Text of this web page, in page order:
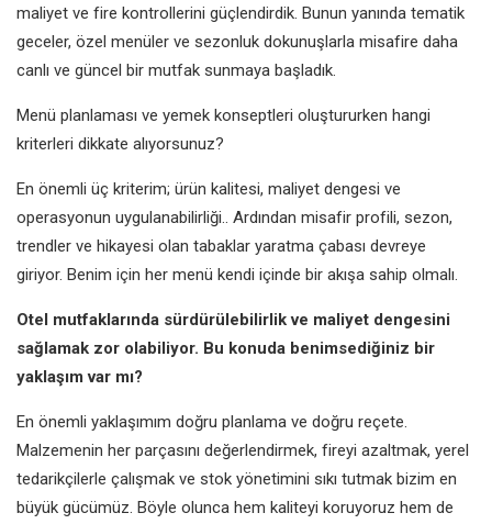
maliyet ve fire kontrollerini güçlendirdik. Bunun yanında tematik
geceler, özel menüler ve sezonluk dokunuşlarla misafire daha
canlı ve güncel bir mutfak sunmaya başladık.
Menü planlaması ve yemek konseptleri oluştururken hangi
kriterleri dikkate alıyorsunuz?
En önemli üç kriterim; ürün kalitesi, maliyet dengesi ve
operasyonun uygulanabilirliği.. Ardından misafir profili, sezon,
trendler ve hikayesi olan tabaklar yaratma çabası devreye
giriyor. Benim için her menü kendi içinde bir akışa sahip olmalı.
Otel mutfaklarında sürdürülebilirlik ve maliyet dengesini
sağlamak zor olabiliyor. Bu konuda benimsediğiniz bir
yaklaşım var mı?
En önemli yaklaşımım doğru planlama ve doğru reçete.
Malzemenin her parçasını değerlendirmek, fireyi azaltmak, yerel
tedarikçilerle çalışmak ve stok yönetimini sıkı tutmak bizim en
büyük gücümüz. Böyle olunca hem kaliteyi koruyoruz hem de